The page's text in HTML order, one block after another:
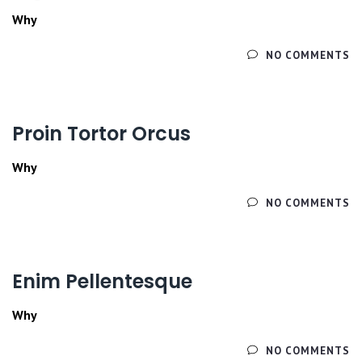
Why
NO COMMENTS
Proin Tortor Orcus
Why
NO COMMENTS
Enim Pellentesque
Why
NO COMMENTS